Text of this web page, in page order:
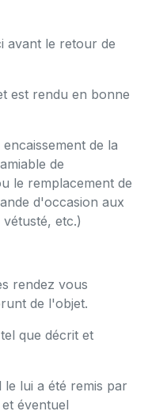
avant le retour de
est rendu en bonne
de la
de
le remplacement de
d'occasion aux
etc.)
rendez vous
de l'objet.
que décrit et
lui a été remis par
éventuel